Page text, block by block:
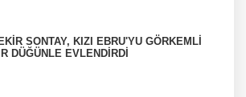
SONTAY, KIZI EBRU'YU GÖRKEMLİ
DÜĞÜNLE EVLENDİRDİ